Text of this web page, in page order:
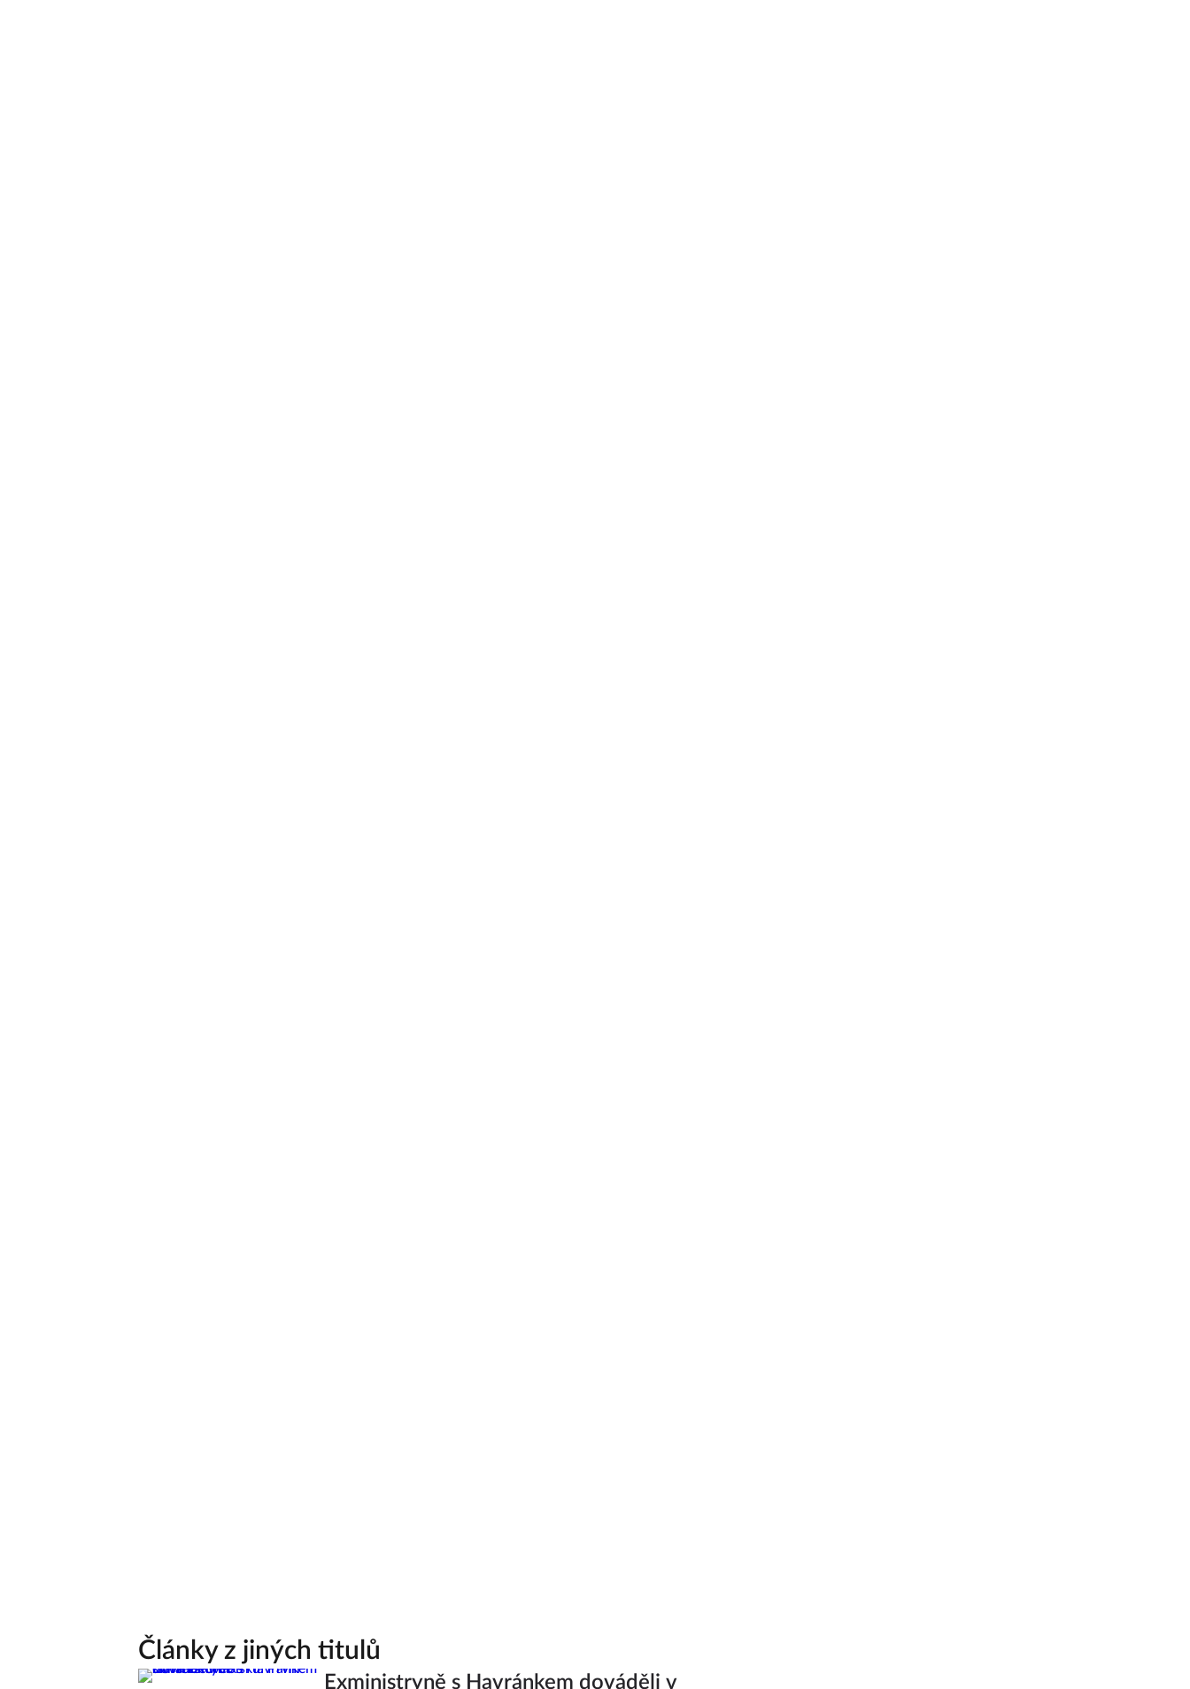
Články z jiných titulů
Exministryně s Havránkem dováděli v